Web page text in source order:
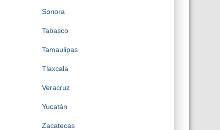
Sonora
Tabasco
Tamaulipas
Tlaxcala
Veracruz
Yucatán
Zacatecas